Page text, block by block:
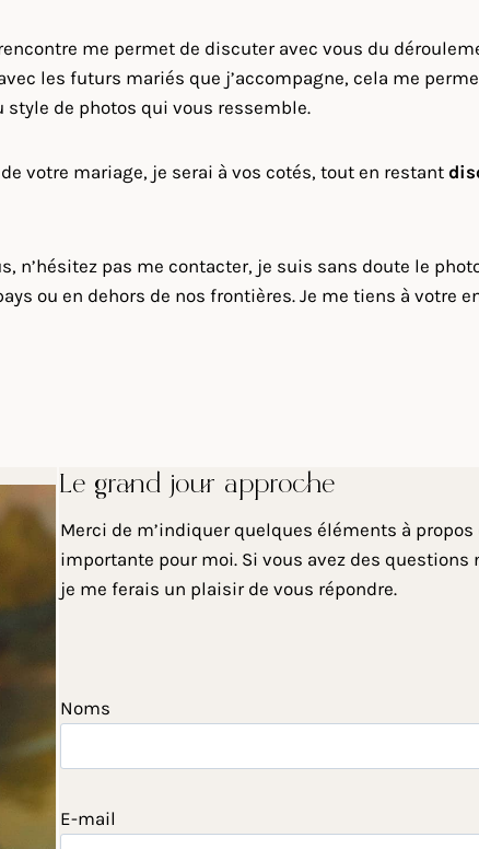
me permet de discuter avec vous du
les futurs mariés que j’accompagne, cela me
de photos qui vous ressemble.
votre mariage, je serai à vos cotés, tout en restant
pas me contacter, je suis sans doute le
ou en dehors de nos frontières. Je me tiens à votre
Le grand jour approche
Merci de m’indiquer quelques éléments à
importante pour moi. Si vous avez des questions
je me ferais un plaisir de vous répondre.
Noms
E-mail